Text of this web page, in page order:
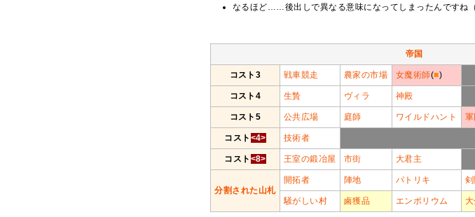
なるほど……後出しで異なる意味になってしまったんですね
帝国
コスト3 戦車競走 農家の市場 女魔術師(■)
コスト4 生贄 ヴィラ 神殿
コスト5 公共広場 庭師 ワイルドハント
コスト <4> 技術者
コスト <8> 王室の鍛冶屋 市街 大君主
分割された山札
開拓者 陣地 パトリキ
騒がしい村
鹵獲品 エンポリウム